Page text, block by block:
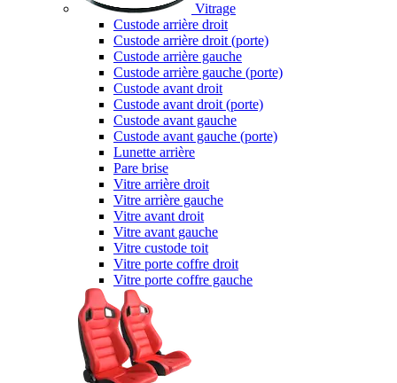
Vitrage
Custode arrière droit
Custode arrière droit (porte)
Custode arrière gauche
Custode arrière gauche (porte)
Custode avant droit
Custode avant droit (porte)
Custode avant gauche
Custode avant gauche (porte)
Lunette arrière
Pare brise
Vitre arrière droit
Vitre arrière gauche
Vitre avant droit
Vitre avant gauche
Vitre custode toit
Vitre porte coffre droit
Vitre porte coffre gauche